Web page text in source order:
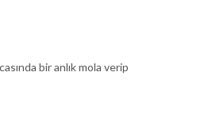
bir anlık mola verip